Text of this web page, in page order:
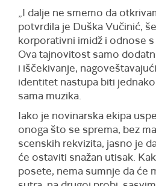
„I dalje ne smemo da
potvrdila je Duška Vučinić,
korporativni imidž i odnose
Ova tajnovitost samo
i iščekivanje,
identitet nastupa biti
sama muzika.
Iako je novinarska ekipa
onoga što se sprema, bez
scenskih rekvizita, jasno je
će ostaviti snažan utisak.
posete, nema sumnje da će